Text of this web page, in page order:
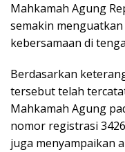
Mahkamah Agung
semakin
kebersamaan di
Berdasarkan
tersebut telah
Mahkamah Agung
nomor registrasi
juga menyampaikan